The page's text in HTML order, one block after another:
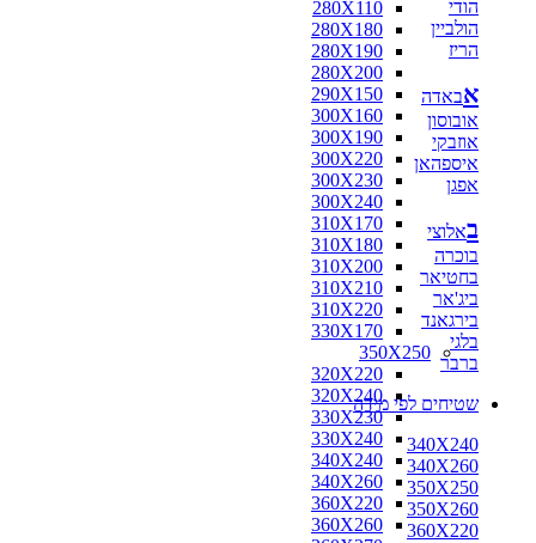
280X110
280X180
280X190
280X200
290X150
300X160
300X190
300X220
300X230
300X240
310X170
310X180
310X200
310X210
310X220
330X170
350X250
320X220
320X240
330X230
330X240
340X240
340X260
360X220
360X260
הודי
הולביין
הריז
אבאדה
אובוסון
אוזבקי
איספהאן
אפגן
באלוצי
בוכרה
בחטיאר
ביג'אר
בירגאנד
בלגי
ברבר
שטיחים לפי מידה
340X240
340X260
350X250
350X260
360X220